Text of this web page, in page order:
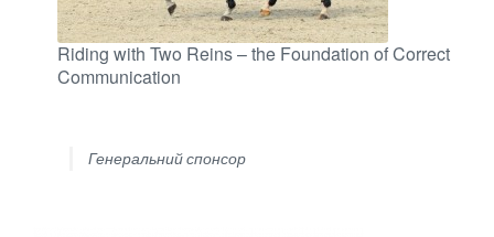
Riding with Two Reins – the Foundation of Correct
Communication
Генеральний спонсор